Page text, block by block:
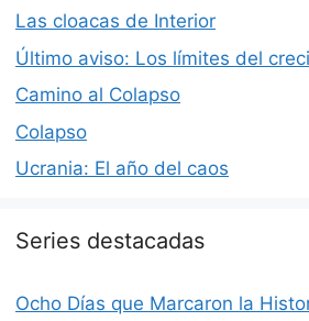
Las cloacas de Interior
Último aviso: Los límites del
Camino al Colapso
Colapso
Ucrania: El año del caos
Series destacadas
Ocho Días que Marcaron la